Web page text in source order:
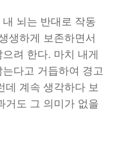
뇌는 반대로 작동
생하게 보존하면서
려 한다. 마치 내게
다고 거듭하여 경고
데 계속 생각하다 보
거도 그 의미가 없을